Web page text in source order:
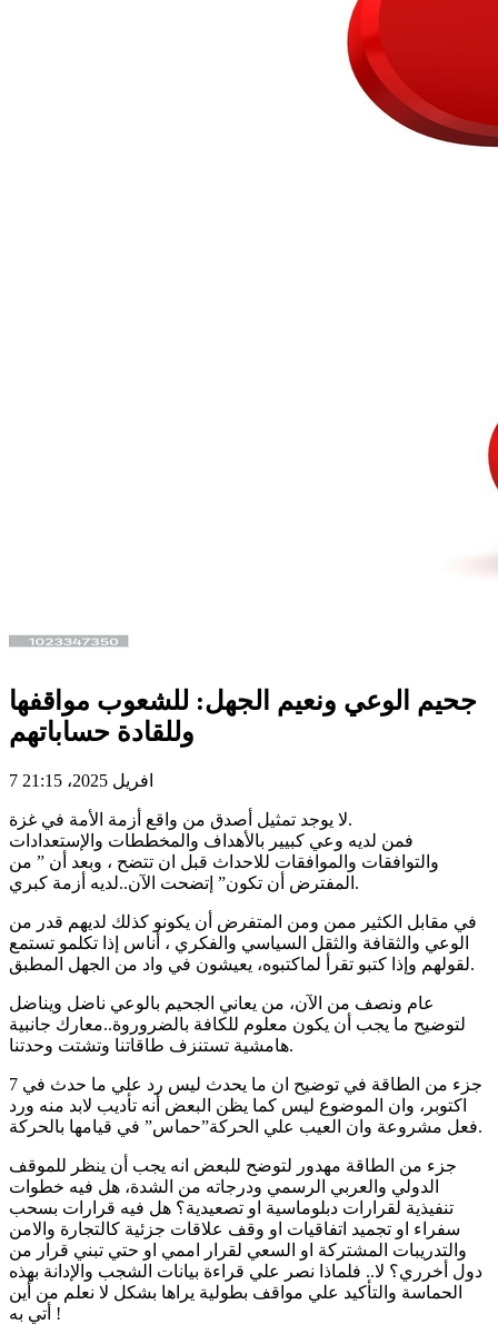
جحيم الوعي ونعيم الجهل: للشعوب مواقفها
وللقادة حساباتهم
7 افريل 2025، 21:15
لا يوجد تمثيل أصدق من واقع أزمة الأمة في غزة.
فمن لديه وعي كبيير بالأهداف والمخططات والإستعدادات
والتوافقات والموافقات للاحداث قبل ان تتضح ، وبعد أن ” من
المفترض أن تكون” إتضحت الآن..لديه أزمة كبري.
في مقابل الكثير ممن ومن المتفرض أن يكونو كذلك لديهم قدر من
الوعي والثقافة والثقل السياسي والفكري ، أناس إذا تكلمو تستمع
لقولهم وإذا كتبو تقرأ لماكتبوه، يعيشون في واد من الجهل المطبق.
عام ونصف من الآن، من يعاني الجحيم بالوعي ناضل ويناضل
لتوضيح ما يجب أن يكون معلوم للكافة بالضروروة..معارك جانبية
هامشية تستنزف طاقاتنا وتشتت وحدتنا.
جزء من الطاقة في توضيح ان ما يحدث ليس رد علي ما حدث في 7
اكتوبر، وان الموضوع ليس كما يظن البعض أنه تأديب لابد منه ورد
فعل مشروعة وان العيب علي الحركة”حماس” في قيامها بالحركة.
جزء من الطاقة مهدور لتوضح للبعض انه يجب أن ينظر للموقف
الدولي والعربي الرسمي ودرجاته من الشدة، هل فيه خطوات
تنفيذية لقرارات دبلوماسية او تصعيدية؟ هل فيه قرارات بسحب
سفراء او تجميد اتفاقيات او وقف علاقات جزئية كالتجارة والامن
والتدريبات المشتركة او السعي لقرار اممي او حتي تبني قرار من
دول أخرري؟ لا.. فلماذا نصر علي قراءة بيانات الشجب والإدانة بهذه
الحماسة والتأكيد علي مواقف بطولية يراها بشكل لا نعلم من أين
أتي به !